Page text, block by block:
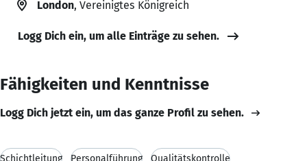
London, Vereinigtes Königreich
Logg Dich ein, um alle Einträge zu sehen.
Fähigkeiten und Kenntnisse
Logg Dich jetzt ein, um das ganze Profil zu sehen.
Schichtleitung Personalführung Qualitätskontrolle